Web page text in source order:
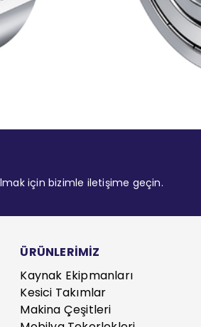
için bizimle iletişime geçin.
ÜRÜNLERİMİZ
Kaynak Ekipmanları
Kesici Takımlar
Makina Çeşitleri